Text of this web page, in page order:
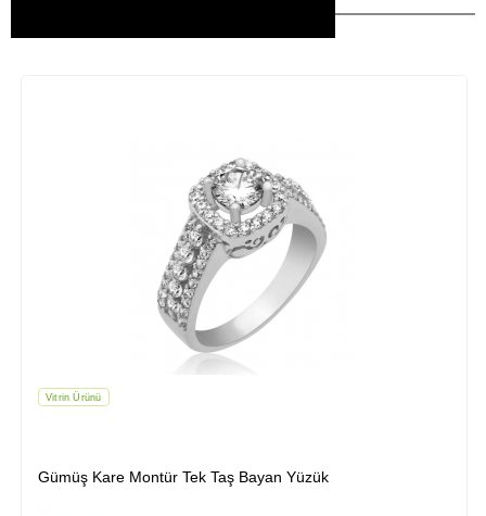
Vitrin Ürünü
Gümüş Kare Montür Tek Taş Bayan Yüzük